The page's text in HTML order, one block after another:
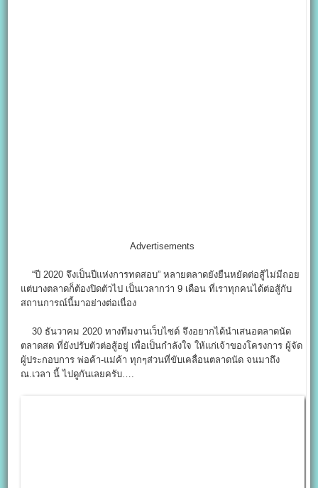
Advertisements
“ปี 2020 จึงเป็นปีแห่งการทดสอบ” หลายตลาดยังยืนหยัดต่อสู้ไม่มีถอย
แต่บางตลาดก็ต้องปิดตัวไป เป็นเวลากว่า 9 เดือน ที่เราทุกคนได้ต่อสู้กับ
สถานการณ์นี้มาอย่างต่อเนื่อง
30 ธันวาคม 2020 ทางทีมงานเว็บไซต์ จึงอยากได้นำเสนอตลาดนัด
ตลาดสด ที่ยังปรับตัวต่อสู้อยู่ เพื่อเป็นกำลังใจ ให้แก่เจ้าของโครงการ ผู้จัด
ผู้ประกอบการ พ่อค้า-แม่ค้า ทุกๆส่วนที่ขับเคลื่อนตลาดนัด จนมาถึง
ณ.เวลา นี้ ไปดูกันเลยครับ….